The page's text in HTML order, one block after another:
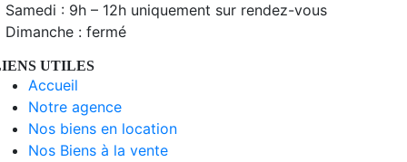
Samedi : 9h – 12h uniquement sur rendez-vous
Dimanche : fermé
UTILES
Accueil
Notre agence
Nos biens en location
Nos Biens à la vente